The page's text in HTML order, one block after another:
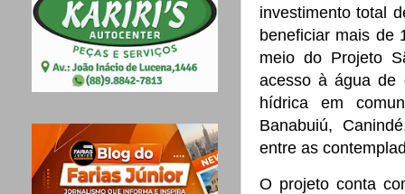
investimento total
beneficiar mais de
meio do Projeto
acesso à água de
hídrica em
Banabuiú,
entre as
O projeto conta